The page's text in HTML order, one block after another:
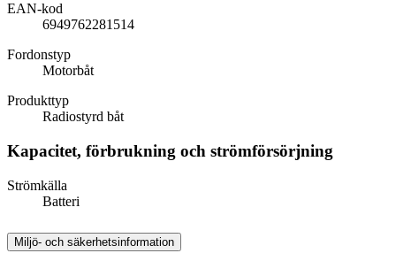
EAN-kod
6949762281514
Fordonstyp
Motorbåt
Produkttyp
Radiostyrd båt
Kapacitet, förbrukning och strömförsörjning
Strömkälla
Batteri
Miljö- och säkerhetsinformation